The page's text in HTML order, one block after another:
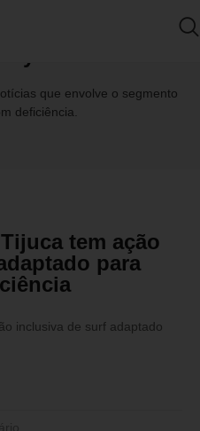
que envolve o segmento
deficiência.
tem ação
para
inclusiva de surf adaptado